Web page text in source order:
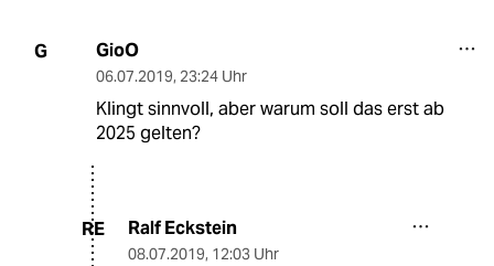
G GioO
06.07.2019, 23:24 Uhr
Klingt sinnvoll, aber warum soll das erst ab
2025 gelten?
RE Ralf Eckstein
08.07.2019, 12:03 Uhr